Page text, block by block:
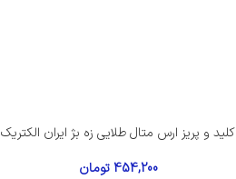
کلید و پریز ارس متال طلایی زه بژ ایران الکتریک
454,200 تومان